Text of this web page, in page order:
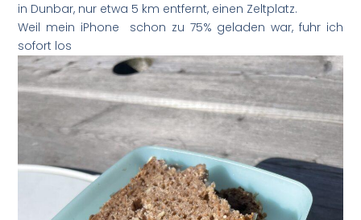
in Dunbar, nur etwa 5 km entfernt, einen Zeltplatz.
Weil mein iPhone schon zu 75% geladen war, fuhr ich
sofort los